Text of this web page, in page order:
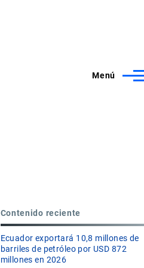
Menú
Contenido reciente
Ecuador exportará 10,8 millones de
barriles de petróleo por USD 872
millones en 2026